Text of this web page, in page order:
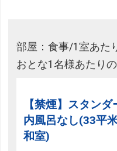
部屋：食事/1室あた
おとな1名様あたり
【禁煙】スタン
内風呂なし(33平
和室)